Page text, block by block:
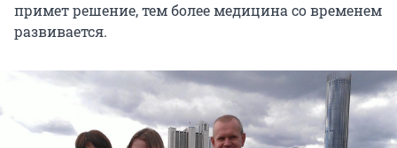
примет решение, тем более медицина со временем
развивается.